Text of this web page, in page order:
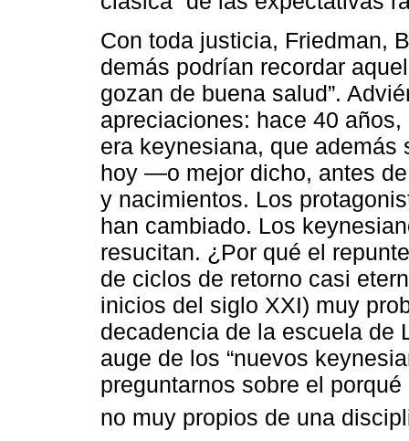
Con toda justicia, Friedman,
demás podrían recordar
gozan de buena salud”.
apreciaciones: hace 40
era keynesiana, que
hoy ―o mejor dicho, antes
y nacimientos. Los
han cambiado. Los
resucitan. ¿Por qué el
de ciclos de retorno casi
inicios del siglo XXI) muy
decadencia de la escuela de
auge de los “nuevos
preguntarnos sobre el
no muy propios de una